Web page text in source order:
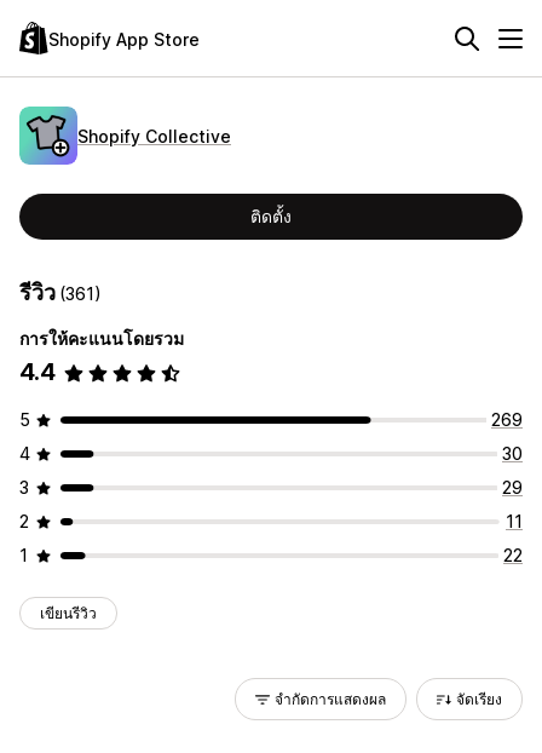
Shopify App Store
Shopify Collective
ติดตั้ง
รีวิว (361)
การให้คะแนนโดยรวม
4.4
5
269
4
30
3
29
2
11
1
22
เขียนรีวิว
จำกัดการแสดงผล จัดเรียง